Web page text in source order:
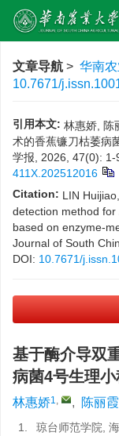
文章导航 > 华南
10.7671/
引用本文: 林惠娇, 陈
术的香蕉镰刀枯萎病
学报, 2026, 47(0): 1-
411X.202512016
Citation: LIN
detection method for
based on enzyme-
Journal of South
DOI: 10.7671/
基于酶介导双
病菌4号生理
林惠娇1, , 陈丽霞
1.
琼台师范学院,